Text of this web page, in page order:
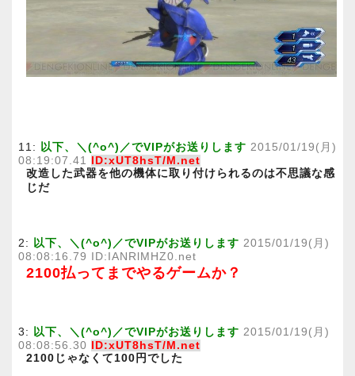
11: 以下、＼(^o^)／でVIPがお送りします 2015/01/19(月)
08:19:07.41 ID:xUT8hsT/M.net
改造した武器を他の機体に取り付けられるのは不思議な感
じだ
2: 以下、＼(^o^)／でVIPがお送りします 2015/01/19(月)
08:08:16.79 ID:IANRlMHZ0.net
2100払ってまでやるゲームか？
3: 以下、＼(^o^)／でVIPがお送りします 2015/01/19(月)
08:08:56.30 ID:xUT8hsT/M.net
2100じゃなくて100円でした